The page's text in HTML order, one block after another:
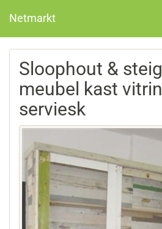
Netmarkt
Sloophout &
meubel kast
serviesk